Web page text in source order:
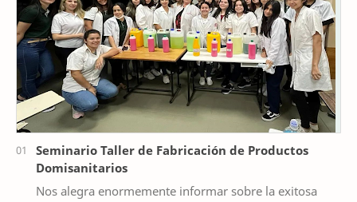
Seminario Taller de Fabricación de Productos
Domisanitarios
Nos alegra enormemente informar sobre la exitosa